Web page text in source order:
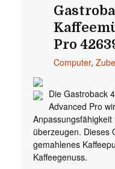
Pro
Computer,
Die Gastroback
Advanced Pro
überzeugen. Dieses
gemahlenes
Kaffeegenuss.